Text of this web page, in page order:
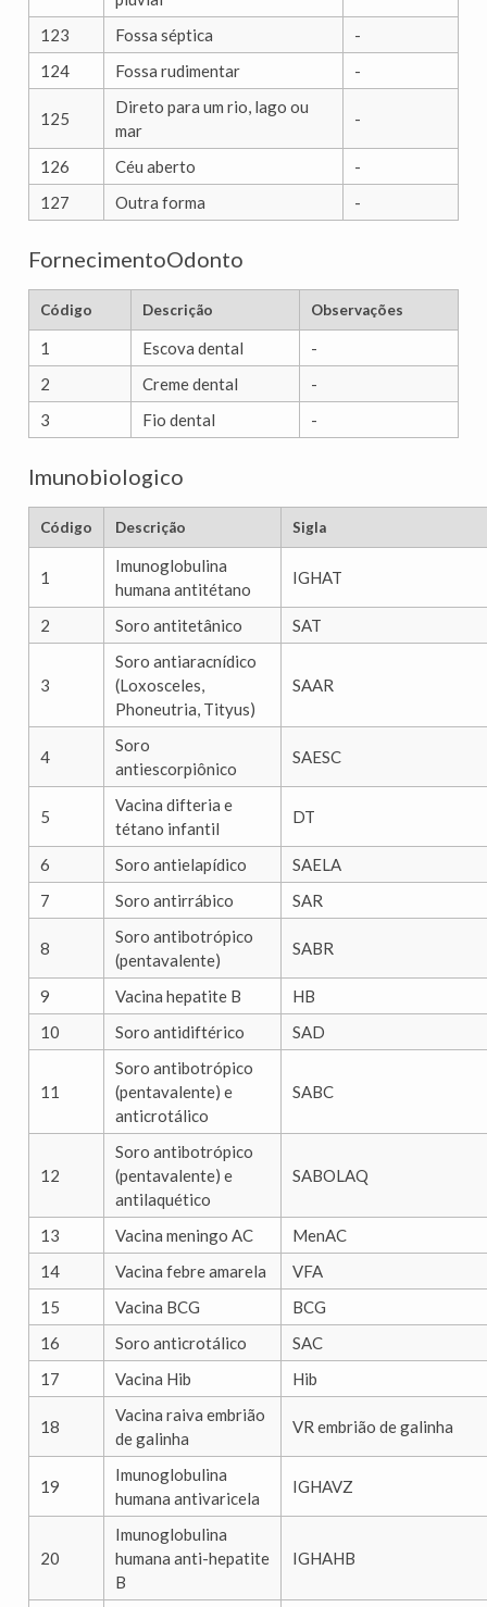
123 Fossa séptica
-
124
Fossa rudimentar -
125
Direto para um rio, lago ou
mar
-
126 Céu aberto
-
127
Outra forma -
FornecimentoOdonto
Código Descrição Observações
1 Escova dental
-
2
Creme dental
-
3
Fio dental -
Imunobiologico
Código Descrição Sigla
1
Imunoglobulina
humana antitétano
IGHAT
2 Soro antitetânico SAT
3
Soro antiaracnídico
(Loxosceles,
Phoneutria, Tityus)
SAAR
4
Soro
antiescorpiônico
SAESC
5
Vacina difteria e
tétano infantil
DT
6 Soro antielapídico
SAELA
7
Soro antirrábico SAR
8
Soro antibotrópico
(pentavalente)
SABR
9 Vacina hepatite B
HB
10
Soro antidiftérico SAD
11
Soro antibotrópico
(pentavalente) e
anticrotálico
SABC
12
Soro antibotrópico
(pentavalente) e
antilaquético
SABOLAQ
13 Vacina meningo AC
MenAC
14
Vacina febre amarela
VFA
15
Vacina BCG
BCG
16
Soro anticrotálico
SAC
17
Vacina Hib Hib
18
Vacina raiva embrião
de galinha
VR embrião de galinha
19
Imunoglobulina
humana antivaricela
IGHAVZ
20
Imunoglobulina
humana anti-hepatite
B
IGHAHB